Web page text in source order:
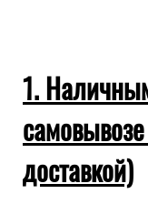
1.
доставкой)